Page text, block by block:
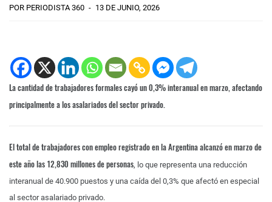
POR PERIODISTA 360 13 DE JUNIO, 2026
La cantidad de trabajadores formales cayó un 0,3% interanual en marzo, afectando
principalmente a los asalariados del sector privado.
El total de trabajadores con empleo registrado en la Argentina alcanzó en marzo de
este año las 12,830 millones de personas, lo que representa una reducción
interanual de 40.900 puestos y una caída del 0,3% que afectó en especial
al sector asalariado privado.